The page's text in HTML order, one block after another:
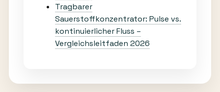
Tragbarer
Sauerstoffkonzentrator: Pulse vs.
kontinuierlicher Fluss –
Vergleichsleitfaden 2026